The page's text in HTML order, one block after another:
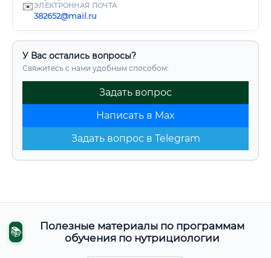
✉️ЭЛЕКТРОННАЯ ПОЧТА
382652@mail.ru
У Вас остались вопросы?
Свяжитесь с нами удобным способом:
Задать вопрос
Написать в Max
Задать вопрос в Telegram
📚
Полезные материалы по программам
обучения по нутрициологии